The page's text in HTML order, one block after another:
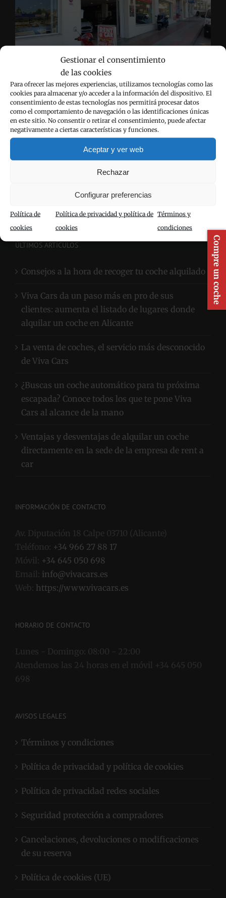
Gestionar el consentimiento
de las cookies
Para ofrecer las mejores experiencias, utilizamos tecnologías como las
cookies para almacenar y/o acceder a la información del dispositivo. El
consentimiento de estas tecnologías nos permitirá procesar datos
como el comportamiento de navegación o las identificaciones únicas
en este sitio. No consentir o retirar el consentimiento, puede afectar
negativamente a ciertas características y funciones.
Aceptar y ver web
Rechazar
Configurar preferencias
Política de
cookies
Política de privacidad y política de
cookies
Términos y
condiciones
Empresa de alquiler de coches en Calpe que le
ofrece una amplia flota de coches. Le entregamos
el coche en el aeropuerto de Alicante, en el hotel de
Calpe donde vaya a alojarse o, si lo prefiere, en
nuestra oficina que está en el centro de la ciudad.
VIVA CARS VENTA DE COCHES
ÚLTIMOS ARTÍCULOS
Consejos a la hora de recoger tu coche alquilado
Viva Cars da un paso más en pro de sus
clientes: aumenta el listado de lugares donde
alquilar un coche en Alicante
La venta de coches, el servicio más desconocido
de Viva Cars
¿Buscas un coche automático para tu próxima
escapada? Conoce todos los que te pone Viva
Cars al alcance de la mano
Ventajas y desventajas de alquilar un coche
directamente en la sede de la empresa de rent a
car
INFORMACIÓN DE CONTACTO
Av. Diputación 18 Calpe 03710 (Alicante)
Teléfono: +34 966 27 88 17
Móvil: +34 645 050 698
Email: info@vivacars.es
Web: https://www.vivacars.es
HORARIO DE CONTACTO
Lunes - Domingo: 08:00 - 22:00
Atendemos las 24 horas en el móvil +34 645 050
698
AVISOS LEGALES
Términos y condiciones
Política de privacidad y política de cookies
Política de privacidad redes sociales
Seguridad protección a compradores
Cancelaciones, devoluciones o modificaciones
de su reserva
Política de cookies (UE)
Compre un coche